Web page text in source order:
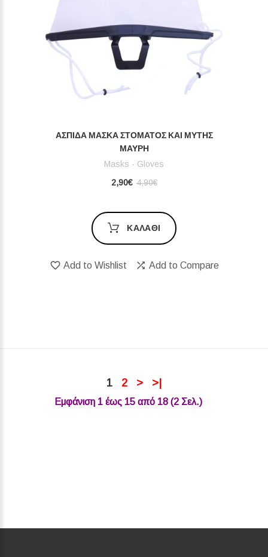
ΑΣΠΊΔΑ ΜΆΣΚΑ ΣΤΌΜΑΤΟΣ ΚΑΙ ΜΎΤΗΣ
ΜΑΎΡΗ
Masks - Gloves
2,90€ 4,90€
ΚΑΛΆΘΙ
Add to Wishlist Add to Compare
1 2 > >|
Εμφάνιση 1 έως 15 από 18 (2 Σελ.)‎